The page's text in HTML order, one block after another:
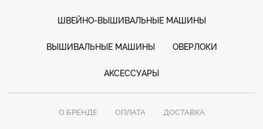
ШВЕЙНО-ВЫШИВАЛЬНЫЕ МАШИНЫ
ВЫШИВАЛЬНЫЕ МАШИНЫ ОВЕРЛОКИ
АКСЕССУАРЫ
О БРЕНДЕ ОПЛАТА ДОСТАВКА